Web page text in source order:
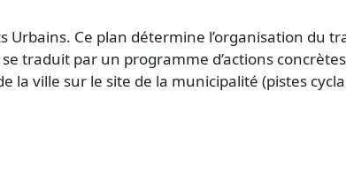
Ce plan détermine l’organisation du
traduit par un programme d’actions
la ville sur le site de la municipalité (pistes